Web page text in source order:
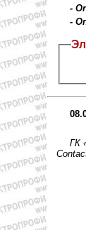
-
-
ГК